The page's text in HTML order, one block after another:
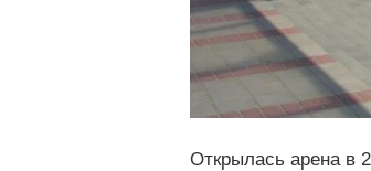
Открылась арена в